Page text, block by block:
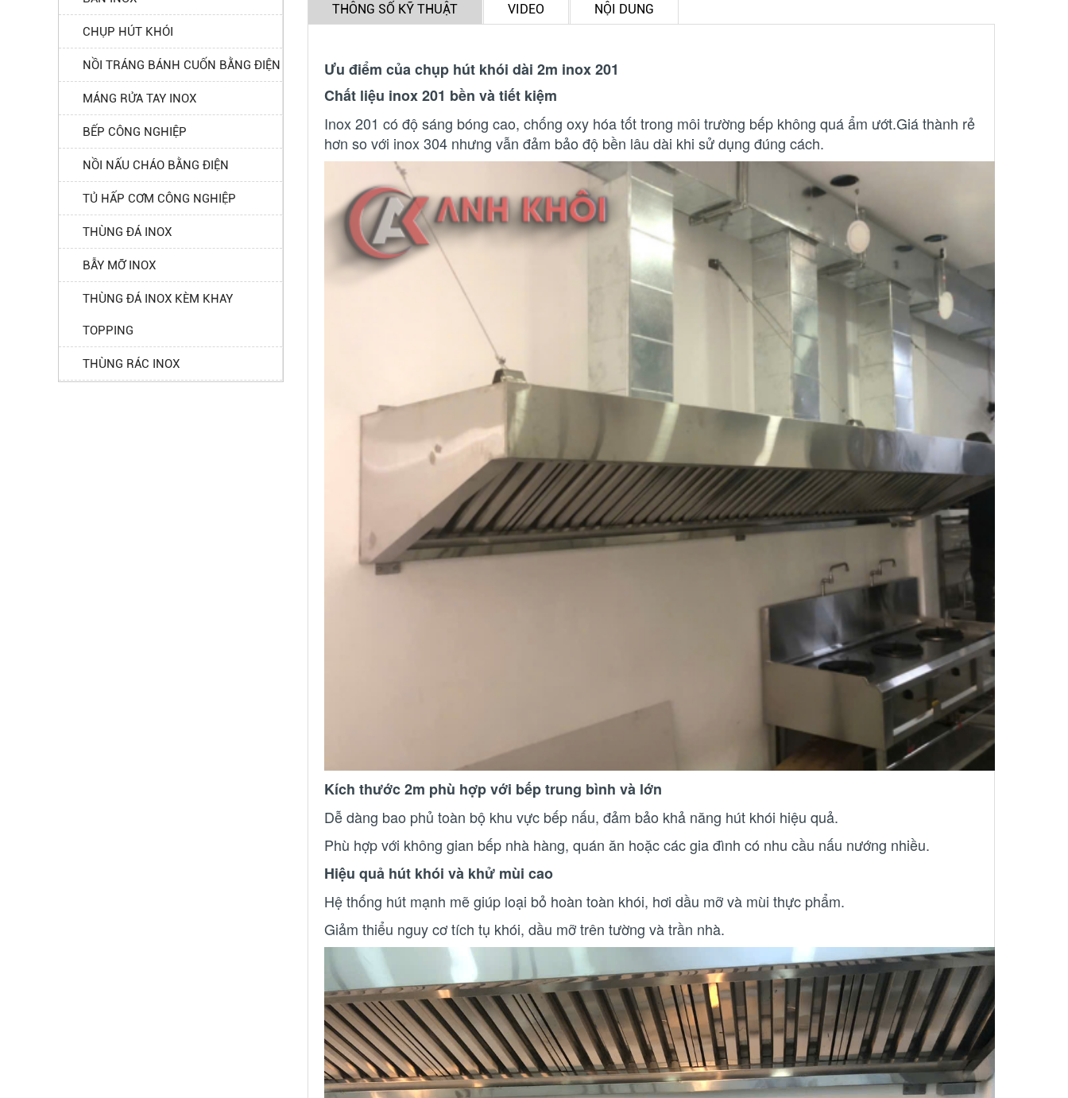
CHỤP HÚT KHÓI
NỒI TRÁNG BÁNH CUỐN BẰNG ĐIỆN
MÁNG RỬA TAY INOX
BẾP CÔNG NGHIỆP
NỒI NẤU CHÁO BẰNG ĐIỆN
TỦ HẤP CƠM CÔNG NGHIỆP
THÙNG ĐÁ INOX
BẪY MỠ INOX
THÙNG ĐÁ INOX KÈM KHAY
TOPPING
THÙNG RÁC INOX
THÔNG SỐ KỸ THUẬT VIDEO NỘI DUNG
Ưu điểm của chụp hút khói dài 2m inox 201
Chất liệu inox 201 bền và tiết kiệm
Inox 201 có độ sáng bóng cao, chống oxy hóa tốt trong môi trường bếp không quá ẩm ướt.Giá thành rẻ
hơn so với inox 304 nhưng vẫn đảm bảo độ bền lâu dài khi sử dụng đúng cách.
Kích thước 2m phù hợp với bếp trung bình và lớn
Dễ dàng bao phủ toàn bộ khu vực bếp nấu, đảm bảo khả năng hút khói hiệu quả.
Phù hợp với không gian bếp nhà hàng, quán ăn hoặc các gia đình có nhu cầu nấu nướng nhiều.
Hiệu quả hút khói và khử mùi cao
Hệ thống hút mạnh mẽ giúp loại bỏ hoàn toàn khói, hơi dầu mỡ và mùi thực phẩm.
Giảm thiểu nguy cơ tích tụ khói, dầu mỡ trên tường và trần nhà.